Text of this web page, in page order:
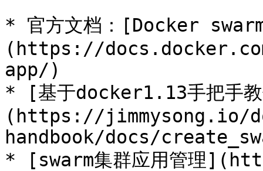
* 官方文档：[Docker
(https://
app/)
* [基于docker1.13手把手
(https://jimmysong.io/
handbook/docs/
* [swarm集群应用管理